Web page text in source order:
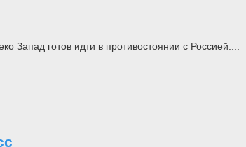
Запад готов идти в противостоянии с Россией....